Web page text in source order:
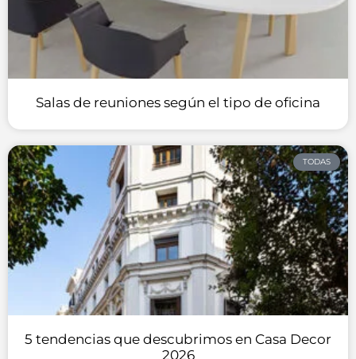
Salas de reuniones según el tipo de oficina
TODAS
5 tendencias que descubrimos en Casa Decor
2026